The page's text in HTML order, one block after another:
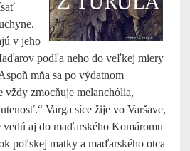
v jeho
podľa neho do veľkej miery
mňa sa po výdatnom
vždy zmocňuje melanchólia,
Varga síce žije vo Varšave,
aj do maďarského Komáromu
poľskej matky a maďarského otca